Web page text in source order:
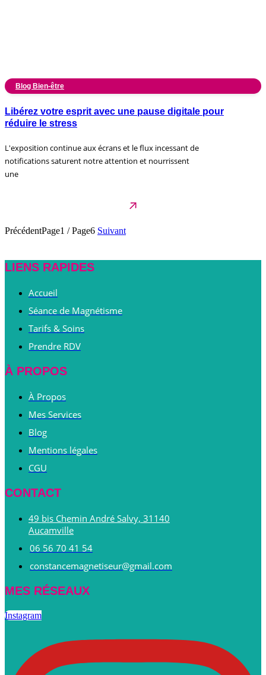
Blog Bien-être
Libérez votre esprit avec une pause digitale pour
réduire le stress
L'exposition continue aux écrans et le flux incessant de
notifications saturent notre attention et nourrissent
une
PrécédentPage1 / Page6 Suivant
LIENS RAPIDES
Accueil
Séance de Magnétisme
Tarifs & Soins
Prendre RDV
À PROPOS
À Propos
Mes Services
Blog
Mentions légales
CGU
CONTACT
49 bis Chemin André Salvy, 31140
Aucamville
06 56 70 41 54
constancemagnetiseur@gmail.com
MES RÉSEAUX
Instagram